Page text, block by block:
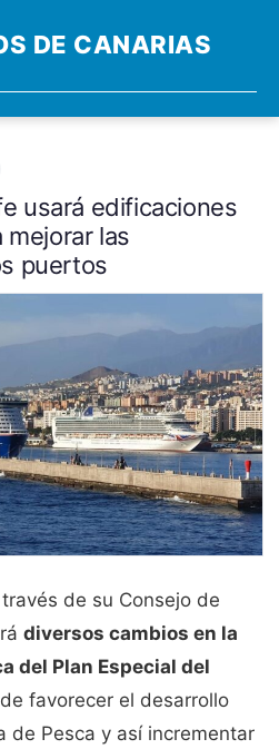
DE CANARIAS
usará edificaciones
mejorar las
puertos
de su Consejo de
diversos cambios en la
del Plan Especial del
favorecer el desarrollo
de Pesca y así incrementar